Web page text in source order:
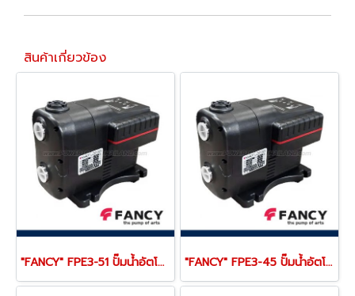
สินค้าเกี่ยวข้อง
"FANCY" FPE3-51 ปั๊มน้ำอัตโนมัติ แรงดันคงที่ มอเตอร์ IE5-ดูดน้ำเอง ขนาดท่อ 1 x 1 นิ้ว 1HP/0.75KW 220V ส่งสูง 51 เมตร "FANCY" FPE3-45 ปั๊มน้ำอัตโนมัติ แรงดันคงที่ มอเตอร์ IE5-ดูดน้ำเอง ขนาดท่อ 1 x 1 นิ้ว 0.75HP/0.55KW 220V ส่งสูง 45 เมตร